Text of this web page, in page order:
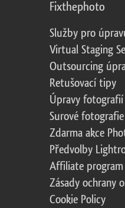
Fixthephoto
Služby pro
Virtual Staging
Outsourcing
Retušovací tipy
Úpravy fotografií
Surové
Zdarma akce
Předvolby
Affiliate program
Zásady ochrany
Cookie Policy